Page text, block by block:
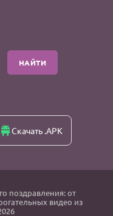
НАЙТИ
Скачать .APK
поздравления: от
видео из